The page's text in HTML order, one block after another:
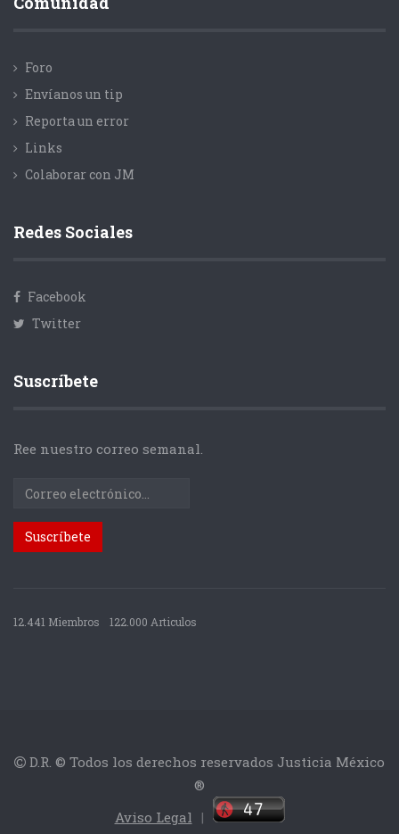
Foro
Envíanos un tip
Reporta un error
Links
Colaborar con JM
Redes Sociales
Facebook
Twitter
Suscríbete
Ree nuestro correo semanal.
12.441 Miembros 122.000 Articulos
D.R. © Todos los derechos reservados Justicia México
®
Aviso Legal |